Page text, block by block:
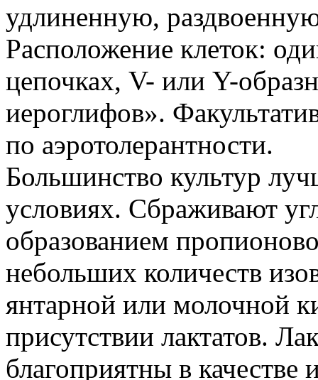
удлиненную,
Расположение клеток:
цепочках, V- или Y-
иероглифов».
по аэротолерантности.
Большинство культур
условиях. Сбраживают
образованием
небольших количеств
янтарной или молочной
присутствии лактатов.
благоприятны в качестве